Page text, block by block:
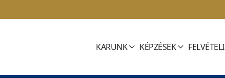
KARUNK KÉPZÉSEK FELVÉTELI